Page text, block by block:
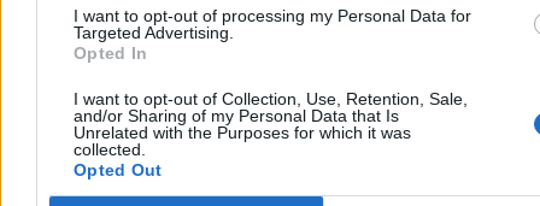
I want to opt-out of processing my Personal Data for
Targeted Advertising.
Opted In
I want to opt-out of Collection, Use, Retention, Sale,
and/or Sharing of my Personal Data that Is
Unrelated with the Purposes for which it was
collected.
Opted Out